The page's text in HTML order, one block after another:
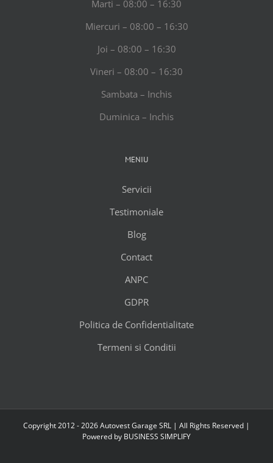
Marti – 08:00 – 16:30
Miercuri – 08:00 – 16:30
Joi – 08:00 – 16:30
Vineri – 08:00 – 16:30
Sambata – Inchis
Duminica – Inchis
MENIU
Servicii
Testimoniale
Blog
Contact
ANPC
GDPR
Politica de Confidentialitate
Termeni si Conditii
Copyright 2012 - 2026 Autovest Garage SRL | All Rights Reserved |
Powered by BUSINESS SIMPLIFY